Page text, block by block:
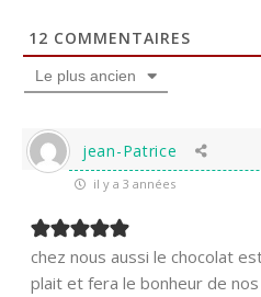
12 COMMENTAIRES
Le plus ancien
jean-Patrice
il y a 3 années
chez nous aussi le chocolat
plait et fera le bonheur de